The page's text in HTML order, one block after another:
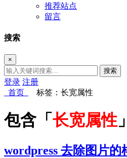
推荐站点
留言
搜索
×
搜索
登录 注册
首页
标签：长宽属性
包含「 长宽属性
wordpress 去除图片的